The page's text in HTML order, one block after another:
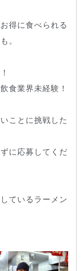
得に食べられる
。
食業界未経験！
ことに挑戦した
に応募してくだ
ているラーメン